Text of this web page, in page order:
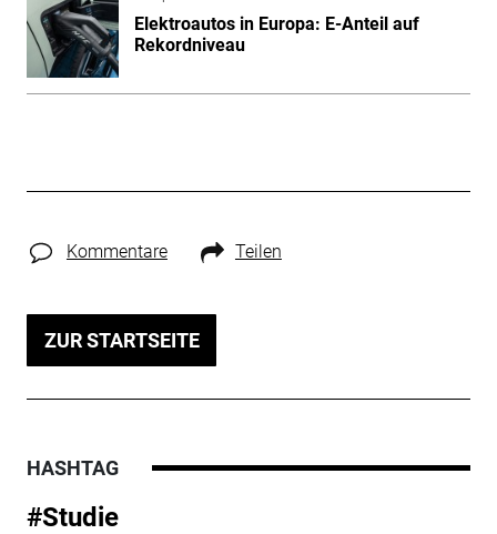
Elektroautos in Europa: E-Anteil auf
Rekordniveau
Kommentare Teilen
ZUR STARTSEITE
HASHTAG
#Studie